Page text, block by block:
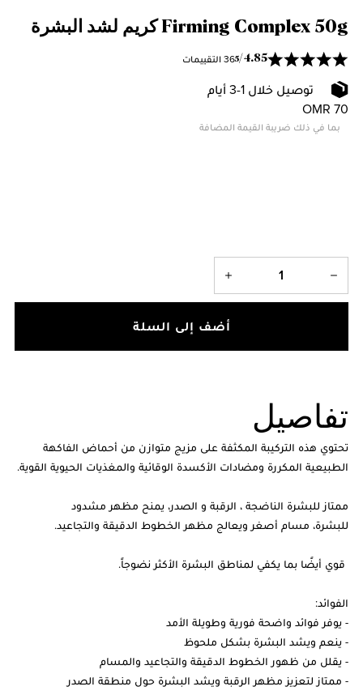
Firming Complex 50g كريم لشد البشرة
4.85
/
536 التقييمات
توصيل خلال 1-3 أيام
OMR 70
بما في ذلك ضريبة القيمة المضافة
أضف إلى السلة
تفاصيل
تحتوي هذه التركيبة المكثفة على مزيج متوازن من أحماض الفاكهة
الطبيعية المكررة ومضادات الأكسدة الوقائية والمغذيات الحيوية القوية.
ممتاز للبشرة الناضجة ، الرقبة و الصدر، يمنح مظهر مشدود
للبشرة، مسام أصغر ويعالج مظهر الخطوط الدقيقة والتجاعيد.
قوي أيضًا بما يكفي لمناطق البشرة الأكثر نضوجاً.
الفوائد:
- يوفر فوائد واضحة فورية وطويلة الأمد
- ينعم ويشد البشرة بشكل ملحوظ
- يقلل من ظهور الخطوط الدقيقة والتجاعيد والمسام
- ممتاز لتعزيز مظهر الرقبة ويشد البشرة حول منطقة الصدر